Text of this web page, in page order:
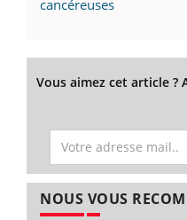
cancéreuses
Vous aimez cet article ?
NOUS VOUS